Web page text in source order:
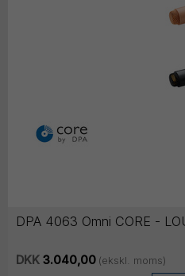
DPA 4063 Omni CORE -
DKK 3.040,00 (ekskl. moms)